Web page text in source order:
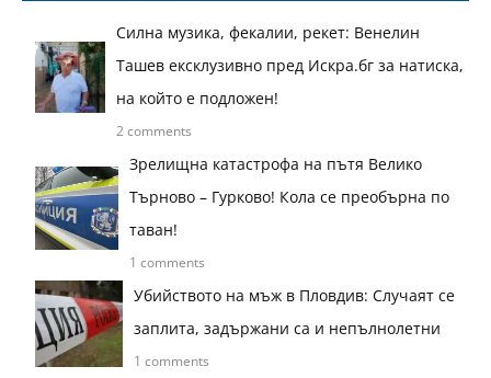
Силна музика, фекалии, рекет: Венелин
Ташев ексклузивно пред Искра.бг за натиска,
на който е подложен!
2 comments
Зрелищна катастрофа на пътя Велико
Търново – Гурково! Кола се преобърна по
таван!
1 comments
Убийството на мъж в Пловдив: Случаят се
заплита, задържани са и непълнолетни
1 comments